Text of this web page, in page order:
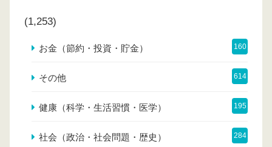
(1,253)
お金（節約・投資・貯金） 160
その他 614
健康（科学・生活習慣・医学） 195
社会（政治・社会問題・歴史） 284